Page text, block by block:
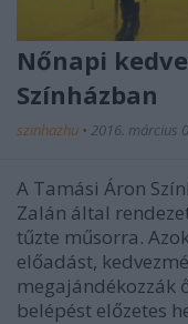
Nőnapi
Színházban
szinhazhu • 2016. március
A Tamási Áron
Zalán által
tűzte műsorra.
előadást,
megajándékozzák
belépést előzetes